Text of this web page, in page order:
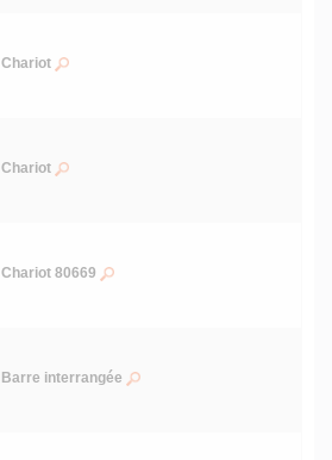
Chariot
Chariot
Chariot 80669
Barre interrangée